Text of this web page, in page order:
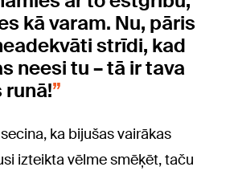
kā varam. Nu, pāris
strīdi, kad
neesi tu – tā ir tava
runā!
ka bijušas vairākas
izteikta vēlme smēķēt, taču